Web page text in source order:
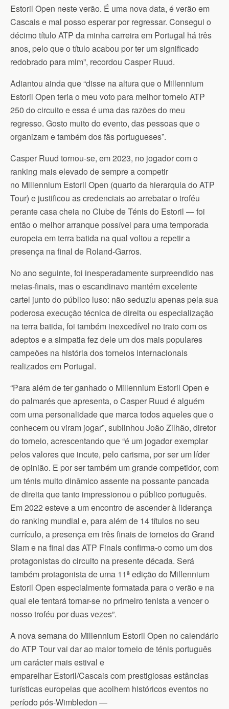
Estoril Open neste verão. É uma nova data, é verão em
Cascais e mal posso esperar por regressar. Consegui o
décimo título ATP da minha carreira em Portugal há três
anos, pelo que o título acabou por ter um significado
redobrado para mim”, recordou Casper Ruud.
Adiantou ainda que “disse na altura que o Millennium
Estoril Open teria o meu voto para melhor torneio ATP
250 do circuito e essa é uma das razões do meu
regresso. Gosto muito do evento, das pessoas que o
organizam e também dos fãs portugueses”.
Casper Ruud tornou-se, em 2023, no jogador com o
ranking mais elevado de sempre a competir
no Millennium Estoril Open (quarto da hierarquia do ATP
Tour) e justificou as credenciais ao arrebatar o troféu
perante casa cheia no Clube de Ténis do Estoril — foi
então o melhor arranque possível para uma temporada
europeia em terra batida na qual voltou a repetir a
presença na final de Roland-Garros.
No ano seguinte, foi inesperadamente surpreendido nas
meias-finais, mas o escandinavo mantém excelente
cartel junto do público luso: não seduziu apenas pela sua
poderosa execução técnica de direita ou especialização
na terra batida, foi também inexcedível no trato com os
adeptos e a simpatia fez dele um dos mais populares
campeões na história dos torneios internacionais
realizados em Portugal.
“Para além de ter ganhado o Millennium Estoril Open e
do palmarés que apresenta, o Casper Ruud é alguém
com uma personalidade que marca todos aqueles que o
conhecem ou viram jogar”, sublinhou João Zilhão, diretor
do torneio, acrescentando que “é um jogador exemplar
pelos valores que incute, pelo carisma, por ser um líder
de opinião. E por ser também um grande competidor, com
um ténis muito dinâmico assente na possante pancada
de direita que tanto impressionou o público português.
Em 2022 esteve a um encontro de ascender à liderança
do ranking mundial e, para além de 14 títulos no seu
currículo, a presença em três finais de torneios do Grand
Slam e na final das ATP Finals confirma-o como um dos
protagonistas do circuito na presente década. Será
também protagonista de uma 11ª edição do Millennium
Estoril Open especialmente formatada para o verão e na
qual ele tentará tornar-se no primeiro tenista a vencer o
nosso troféu por duas vezes”.
A nova semana do Millennium Estoril Open no calendário
do ATP Tour vai dar ao maior torneio de ténis português
um carácter mais estival e
emparelhar Estoril/Cascais com prestigiosas estâncias
turísticas europeias que acolhem históricos eventos no
período pós-Wimbledon —